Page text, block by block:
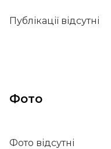
Публікації відсутні
Фото
Фото відсутні